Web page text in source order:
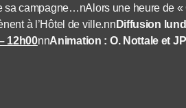
sa campagne…nAlors une heure de «
à l’Hôtel de ville.nn Diffusion
12h00nnAnimation : O. Nottale et